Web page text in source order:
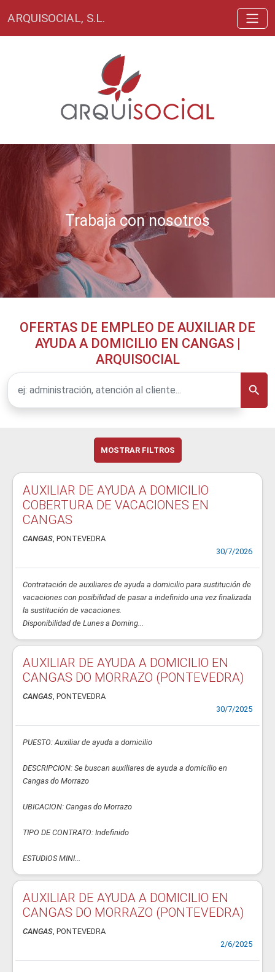
ARQUISOCIAL, S.L.
Trabaja con nosotros
OFERTAS DE EMPLEO DE AUXILIAR DE
AYUDA A DOMICILIO EN CANGAS |
ARQUISOCIAL
MOSTRAR FILTROS
AUXILIAR DE AYUDA A DOMICILIO
COBERTURA DE VACACIONES EN
CANGAS
CANGAS, PONTEVEDRA
30/7/2026
Contratación de auxiliares de ayuda a domicilio para sustitución de
vacaciones con posibilidad de pasar a indefinido una vez finalizada
la sustitución de vacaciones.
Disponibilidad de Lunes a Doming...
AUXILIAR DE AYUDA A DOMICILIO EN
CANGAS DO MORRAZO (PONTEVEDRA)
CANGAS, PONTEVEDRA
30/7/2025
PUESTO: Auxiliar de ayuda a domicilio
DESCRIPCION: Se buscan auxiliares de ayuda a domicilio en
Cangas do Morrazo
UBICACION: Cangas do Morrazo
TIPO DE CONTRATO: Indefinido
ESTUDIOS MINI...
AUXILIAR DE AYUDA A DOMICILIO EN
CANGAS DO MORRAZO (PONTEVEDRA)
CANGAS, PONTEVEDRA
2/6/2025